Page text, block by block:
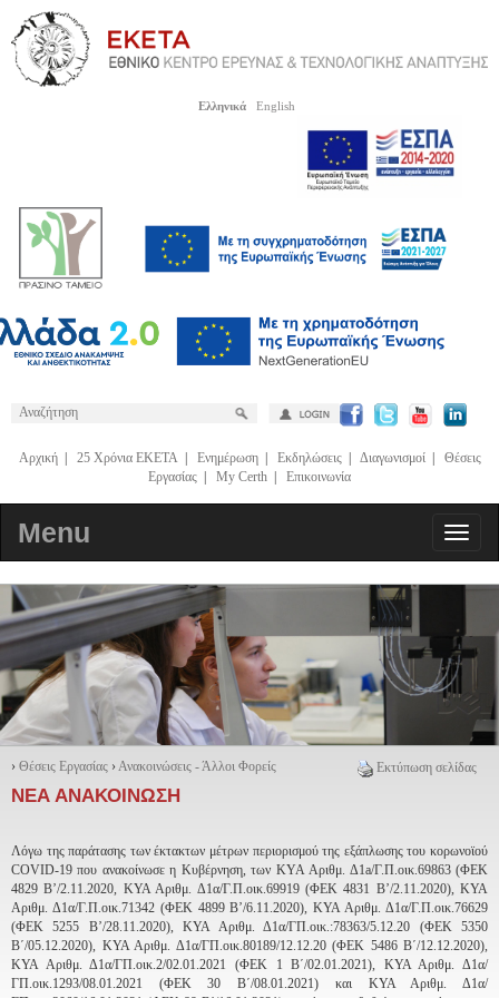
Ελληνικά English
Αρχική| 25 Χρόνια ΕΚΕΤΑ| Ενημέρωση| Εκδηλώσεις| Διαγωνισμοί| Θέσεις
Εργασίας
My Certh Επικοινωνία
Menu
Εκτύπωση σελίδας
› Θέσεις Εργασίας ›Ανακοινώσεις - Άλλοι Φορείς
ΝΕΑ ΑΝΑΚΟΙΝΩΣΗ
Λόγω της παράτασης των έκτακτων μέτρων περιορισμού της εξάπλωσης του κορωνοϊού
COVID-19 που ανακοίνωσε η Κυβέρνηση, των KYA Αριθμ. Δ1a/Γ.Π.οικ.69863 (ΦΕΚ
4829 Β’/2.11.2020, ΚΥΑ Αριθμ. Δ1α/Γ.Π.οικ.69919 (ΦΕΚ 4831 Β’/2.11.2020), ΚΥΑ
Αριθμ. Δ1α/Γ.Π.οικ.71342 (ΦΕΚ 4899 Β’/6.11.2020), ΚΥΑ Αριθμ. Δ1α/Γ.Π.οικ.76629
(ΦΕΚ 5255 Β’/28.11.2020), ΚΥΑ Αριθμ. Δ1α/ΓΠ.οικ.:78363/5.12.20 (ΦΕΚ 5350
Β΄/05.12.2020), ΚΥΑ Αριθμ. Δ1α/ΓΠ.οικ.80189/12.12.20 (ΦΕΚ 5486 Β΄/12.12.2020),
ΚΥΑ Αριθμ. Δ1α/ΓΠ.οικ.2/02.01.2021 (ΦΕΚ 1 Β΄/02.01.2021), ΚΥΑ Αριθμ. Δ1α/
ΓΠ.οικ.1293/08.01.2021 (ΦΕΚ 30 Β΄/08.01.2021) και ΚΥΑ Αριθμ. Δ1α/